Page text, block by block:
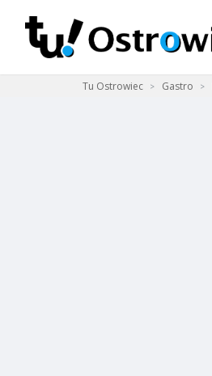
Tu Ostrowiec Gastro